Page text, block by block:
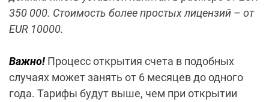
350 000. Стоимость более простых лицензий – от
EUR 10000.
Важно! Процесс открытия счета в подобных
случаях может занять от 6 месяцев до одного
года. Тарифы будут выше, чем при открытии